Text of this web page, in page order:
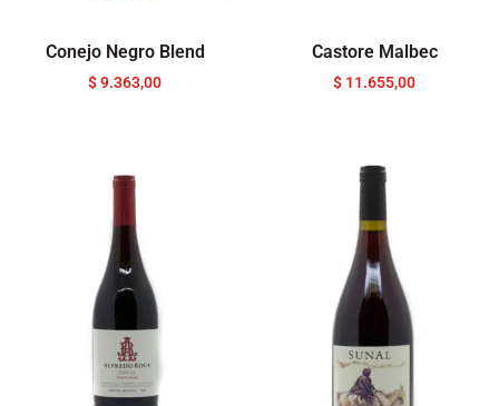
Conejo Negro Blend
$9.363,00
Castore Malbec
$ 11.655,00